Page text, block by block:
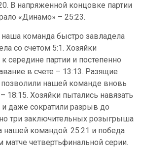
В напряженной концовке партии
«Динамо» – 25:23.
наша команда быстро завладела
со счетом 5:1. Хозяйки
середине партии и постепенно
в счете – 13:13. Разящие
нашей команде вновь
18:15. Хозяйки пытались навязать
даже сократили разрыв до
три заключительных розыгрыша
нашей командой. 25:21 и победа
четвертьфинальной серии.